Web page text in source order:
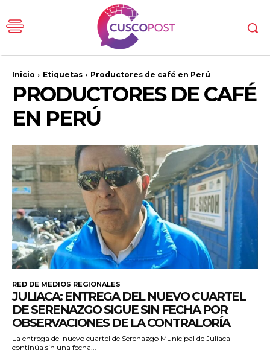
Inicio Etiquetas Productores de café en Perú
PRODUCTORES DE CAFÉ
EN PERÚ
RED DE MEDIOS REGIONALES
JULIACA: ENTREGA DEL NUEVO CUARTEL
DE SERENAZGO SIGUE SIN FECHA POR
OBSERVACIONES DE LA CONTRALORÍA
La entrega del nuevo cuartel de Serenazgo Municipal de Juliaca
continúa sin una fecha...